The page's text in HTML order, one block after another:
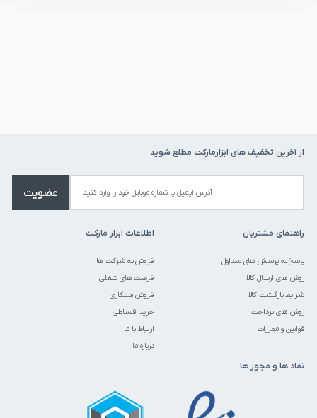
از آخرین تخفیف های ابزارمارکت مطلع شوید
عضویت
راهنمای مشتریان
پاسخ به پرسش های متداول
روش های ارسال کالا
شرایط بازگشت کالا
روش های پرداخت
قوانین و مقررات
اطلاعات ابزار مارکت
فروش به شرکت ها
فرصت های شغلی
فروش همکاری
خرید اقساطی
ارتباط با ما
درباره ما
نماد ها و مجوز ها